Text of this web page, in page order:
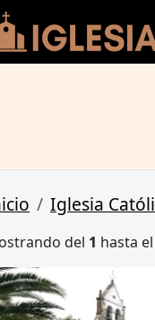
Iglesia
del 1 hasta el